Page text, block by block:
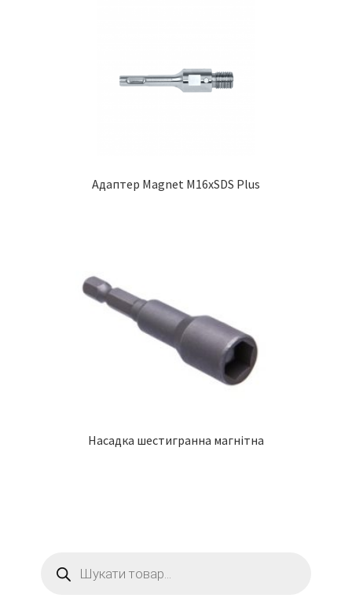
Адаптер Magnet М16xSDS Plus
Насадка шестигранна магнітна
товарів